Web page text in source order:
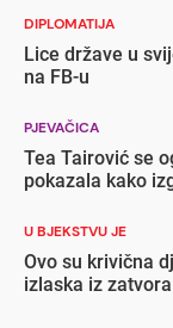
DIPLOMATIJA
Lice države u
na FB-u
PJEVAČICA
Tea Tairović se
pokazala kako
U BJEKSTVU JE
Ovo su krivična
izlaska iz